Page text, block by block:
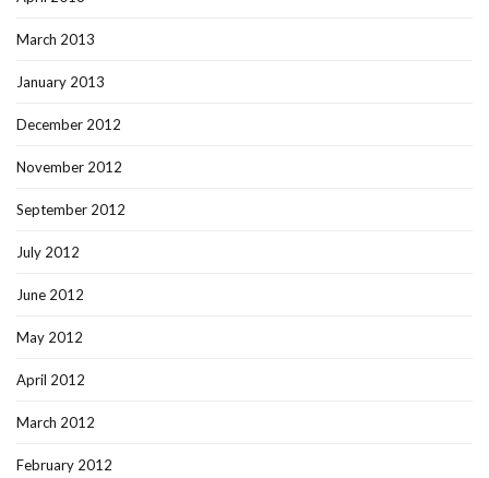
March 2013
January 2013
December 2012
November 2012
September 2012
July 2012
June 2012
May 2012
April 2012
March 2012
February 2012